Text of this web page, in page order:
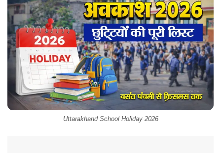
Uttarakhand School Holiday 2026